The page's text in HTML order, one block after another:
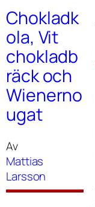
Chokladk
ola, Vit
chokladb
räck och
Wienerno
ugat
Av
Mattias
Larsson